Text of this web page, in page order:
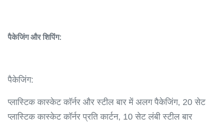
पैकेजिंग और शिपिंग:
पैकेजिंग:
प्लास्टिक कास्केट कॉर्नर और स्टील बार में अलग पैकेजिंग, 20 सेट
प्लास्टिक कास्केट कॉर्नर प्रति कार्टन, 10 सेट लंबी स्टील बार